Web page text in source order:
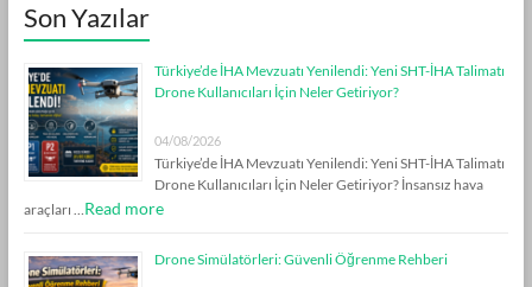
Son Yazılar
Türkiye’de İHA Mevzuatı Yenilendi: Yeni SHT-İHA Talimatı
Drone Kullanıcıları İçin Neler Getiriyor?
04/08/2026
Türkiye’de İHA Mevzuatı Yenilendi: Yeni SHT-İHA Talimatı
Drone Kullanıcıları İçin Neler Getiriyor? İnsansız hava
araçları …Read more
Drone Simülatörleri: Güvenli Öğrenme Rehberi